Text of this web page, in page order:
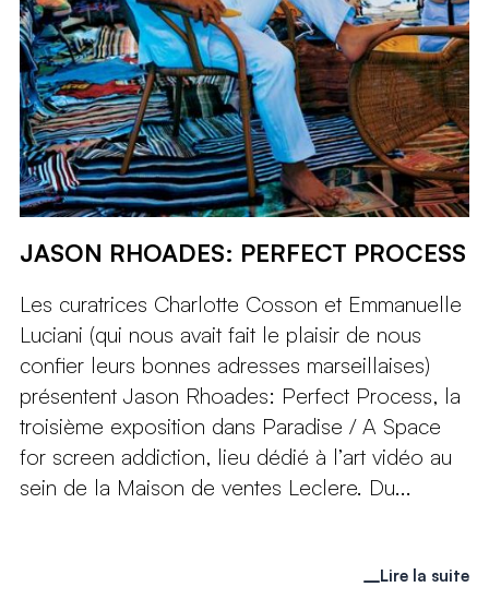
JASON RHOADES: PERFECT PROCESS
Les curatrices Charlotte Cosson et Emmanuelle
Luciani (qui nous avait fait le plaisir de nous
confier leurs bonnes adresses marseillaises)
présentent Jason Rhoades: Perfect Process, la
troisième exposition dans Paradise / A Space
for screen addiction, lieu dédié à l’art vidéo au
sein de la Maison de ventes Leclere. Du...
Lire la suite